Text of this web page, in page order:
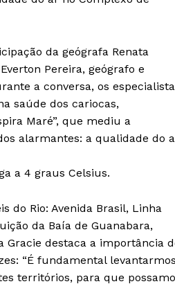
da geógrafa Renata
Pereira, geógrafo e
a conversa, os
saúde dos cariocas,
Maré”, que mediu a
alarmantes: a qualidade do
a 4 graus Celsius.
do Rio: Avenida Brasil, Linha
da Baía de Guanabara,
Gracie destaca a importância
“É fundamental levantarmos
territórios, para que